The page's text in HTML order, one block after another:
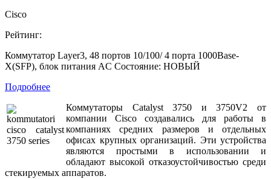
Cisco
Рейтинг:
Коммутатор Layer3, 48 портов 10/100/ 4 порта 1000Base-
X(SFP), блок питания AC Состояние: НОВЫЙ
Подробнее
Коммутаторы Catalyst 3750 и 3750V2 от
компании Cisco создавались для работы в
компаниях средних размеров и отдельных
офисах крупных организаций. Эти устройства
являются простыми в использовании и
обладают высокой отказоустойчивостью среди
стекируемых аппаратов.